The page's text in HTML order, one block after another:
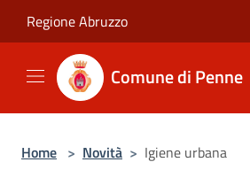
Regione Abruzzo
Comune di Penne
Home > Novità > Igiene urbana